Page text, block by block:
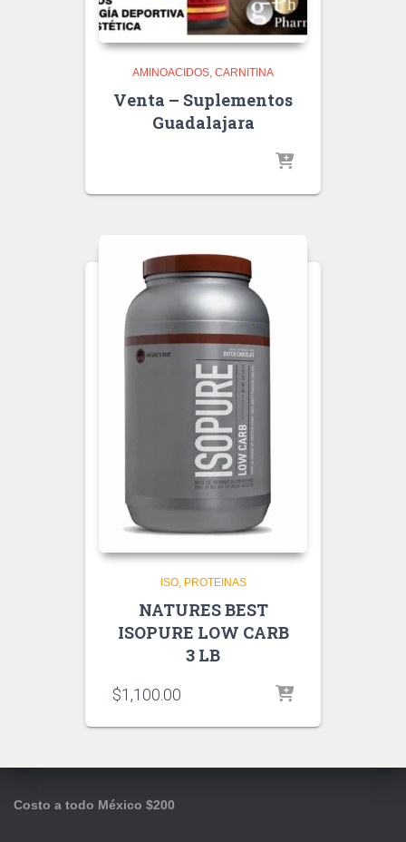
AMINOACIDOS CARNITINA
Venta – Suplementos
Guadalajara
ISO PROTEINAS
NATURES BEST
ISOPURE LOW CARB
3 LB
$1,100.00
Costo a todo México $200